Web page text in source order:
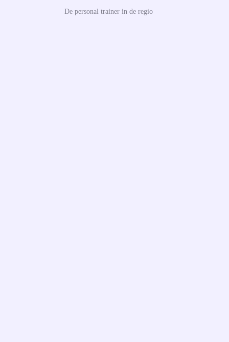
De personal trainer in de regio